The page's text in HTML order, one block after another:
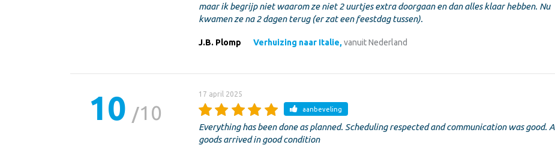
maar ik begrijp niet waarom ze niet 2 uurtjes extra doorgaan en dan alles klaar hebben. Nu
kwamen ze na 2 dagen terug (er zat een feestdag tussen).
J.B. Plomp Verhuizing naar Italie, vanuit Nederland
10 10
17 april 2025
aanbeveling
Everything has been done as planned. Scheduling respected and communication was good.
goods arrived in good condition